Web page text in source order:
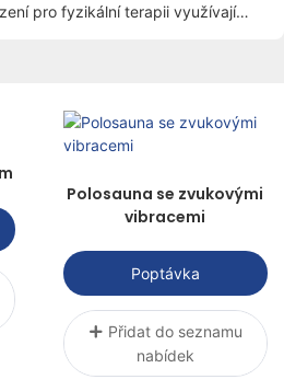
pro fyzikální terapii využívají
Polosauna se zvukovými
vibracemi
Poptávka
Přidat do seznamu
nabídek